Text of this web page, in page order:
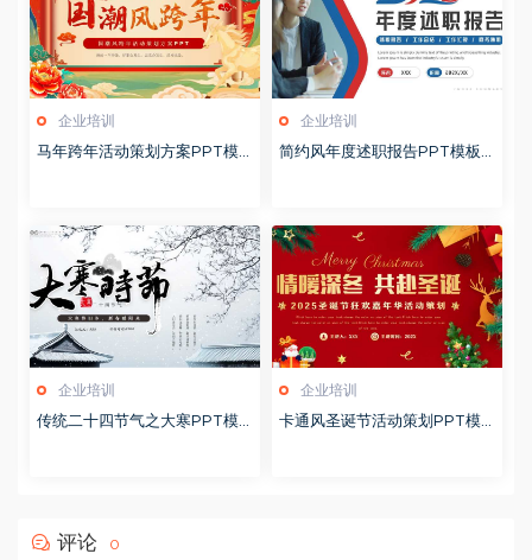
企业培训
马年跨年活动策划方案PPT模
企业培训
简约风年度述职报告PPT模板2
企业培训
传统二十四节气之大寒PPT模
企业培训
卡通风圣诞节活动策划PPT模
评论 0